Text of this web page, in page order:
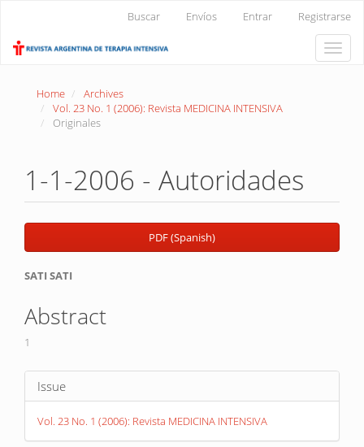
Content
Buscar Envíos Entrar Registrarse
Toggle
Home
Archives
Vol. 23 No. 1 (2006): Revista MEDICINA INTENSIVA
Originales
1-1-2006 - Autoridades
Article
Sidebar
PDF (Spanish)
Main
Article
Content
SATI SATI
Abstract
1
Article
Details
Issue
Vol. 23 No. 1 (2006): Revista MEDICINA INTENSIVA